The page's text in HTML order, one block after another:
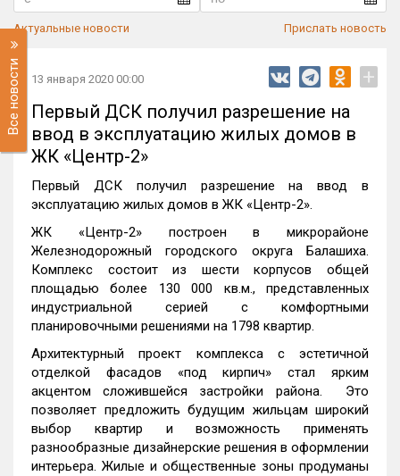
Актуальные новости Прислать новость
Все новости 13 января 2020 00:00 +
Первый ДСК получил разрешение на
ввод в эксплуатацию жилых домов в
ЖК «Центр-2»
Первый ДСК получил разрешение на ввод в
эксплуатацию жилых домов в ЖК «Центр-2».
ЖК «Центр-2» построен в микрорайоне
Железнодорожный городского округа Балашиха.
Комплекс состоит из шести корпусов общей
площадью более 130 000 кв.м., представленных
индустриальной серией с комфортными
планировочными решениями на 1798 квартир.
Архитектурный проект комплекса с эстетичной
отделкой фасадов «под кирпич» стал ярким
акцентом сложившейся застройки района. Это
позволяет предложить будущим жильцам широкий
выбор квартир и возможность применять
разнообразные дизайнерские решения в оформлении
интерьера. Жилые и общественные зоны продуманы